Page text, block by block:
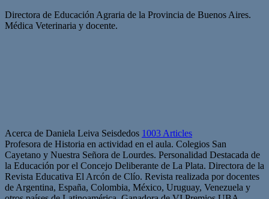
Directora de Educación Agraria de la Provincia de Buenos Aires.
Médica Veterinaria y docente.
Acerca de Daniela Leiva Seisdedos 1003 Articles
Profesora de Historia en actividad en el aula. Colegios San
Cayetano y Nuestra Señora de Lourdes. Personalidad Destacada de
la Educación por el Concejo Deliberante de La Plata. Directora de la
Revista Educativa El Arcón de Clío. Revista realizada por docentes
de Argentina, España, Colombia, México, Uruguay, Venezuela y